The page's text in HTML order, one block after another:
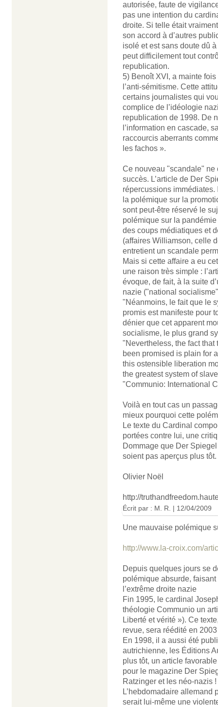
autorisée, faute de
pas une intention du
droite. Si telle était
son accord à d’autres
isolé et est sans doute dû
peut difficilement tout
republication.
5) Benoît XVI, a mainte
l’anti-sémitisme. Cette
certains journalistes qui
complice de l’idéologie
republication de 1998. De
l’information en cascade,
raccourcis aberrants
les fachos ».
Ce nouveau "scandale" ne
succès. L’article de Der
répercussions
la polémique sur la
sont peut-être réservé le
polémique sur la
des coups médiatiques et
(affaires Williamson, celle
entretient un scandale
Mais si cette affaire a eu
une raison très simple :
évoque, de fait, à la suite
nazie ("national
"Néanmoins, le fait que le
promis est manifeste pour
dénier que cet apparent
socialisme, le plus grand
"Nevertheless, the fact
been promised is plain for
this ostensible liberation
the greatest system of
"Communio: International
Voilà en tout cas un
mieux pourquoi cette
Le texte du Cardinal
portées contre lui, une
Dommage que Der
soient pas aperçus plus tôt.
Olivier Noël
http://
Écrit par : M. R. | 12/04/2009
Une mauvaise polémique
http://www.la-croix.com/
Depuis quelques jours se
polémique absurde,
l’extrême droite nazie
Fin 1995, le cardinal
théologie Communio un
Liberté et vérité »). Ce
revue, sera réédité en
En 1998, il a aussi été
autrichienne, les Éditions
plus tôt, un article
pour le magazine Der
Ratzinger et les néo-nazis !
L’hebdomadaire allemand
serait lui-même une